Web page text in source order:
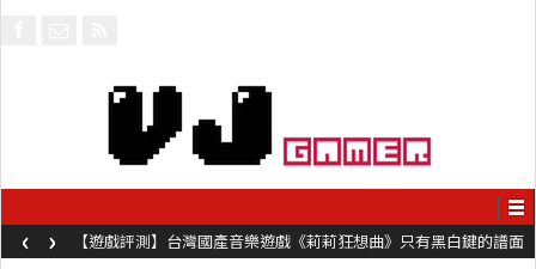
【遊戲評測】台灣國產音樂遊戲《莉莉狂想曲》只有黑白鍵的譜面
卻具有頗高挑戰性
‹ ›